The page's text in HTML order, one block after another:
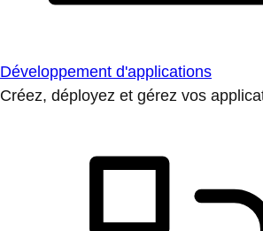
Développement d'applications
Créez, déployez et gérez vos